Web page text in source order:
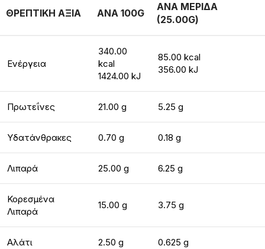
ΘΡΕΠΤΙΚΗ ΑΞΙΑ ΑΝΑ 100G
ΑΝΑ ΜΕΡΙΔΑ
(25.00G)
Ενέργεια
340.00
kcal
1424.00 kJ
85.00 kcal
356.00 kJ
Πρωτεΐνες 21.00 g 5.25 g
Υδατάνθρακες 0.70 g 0.18 g
Λιπαρά 25.00 g 6.25 g
Κορεσμένα
Λιπαρά
15.00 g 3.75 g
Αλάτι 2.50 g 0.625 g